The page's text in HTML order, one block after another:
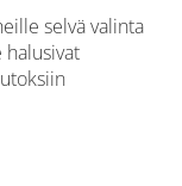
selvä valinta